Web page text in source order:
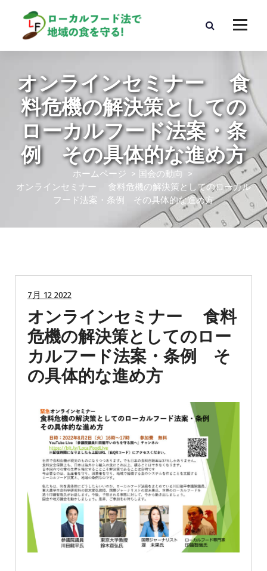
オンラインセミナー 食
料危機の解決策としての
ローカルフード法案・条
例 その具体的な進め方
ホームページ > 国会の動向 >
オンラインセミナー 食料危機の解決策としてのローカル
フード法案・条例 その具体的な進め方
7月 12 2022
オンラインセミナー 食料
危機の解決策としてのロー
カルフード法案・条例 そ
の具体的な進め方